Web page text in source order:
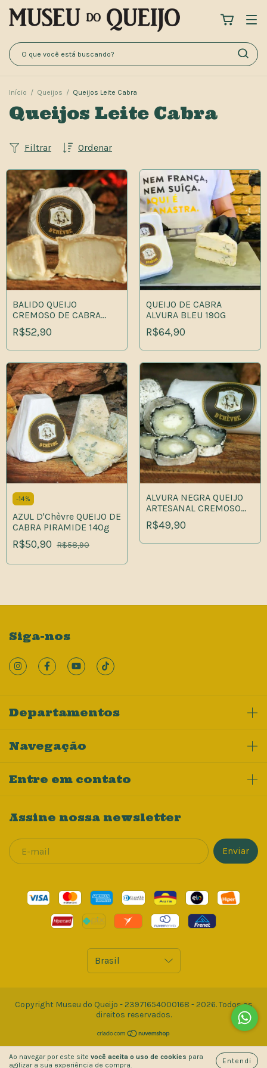
Ao navegar por este site você aceita o uso de cookies para
agilizar a sua experiência de compra.
Entendi
Início / Queijos / Queijos Leite Cabra
Queijos Leite Cabra
Ordenar
Filtrar
BALIDO QUEIJO
CREMOSO DE CABRA
140g
R$52,90
QUEIJO DE CABRA
ALVURA BLEU 190G
R$64,90
-14%
AZUL D'Chèvre QUEIJO DE
CABRA PIRAMIDE 140g
R$50,90 R$58,90
ALVURA NEGRA QUEIJO
ARTESANAL CREMOSO
DE CABRA 140G
R$49,90
Siga-nos
Departamentos
Navegação
Entre em contato
Assine nossa newsletter
Copyright Museu do Queijo - 23971654000168 - 2026. Todos os
direitos reservados.